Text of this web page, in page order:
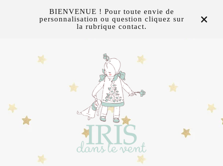
BIENVENUE ! Pour toute envie de
personnalisation ou question cliquez sur
la rubrique contact.